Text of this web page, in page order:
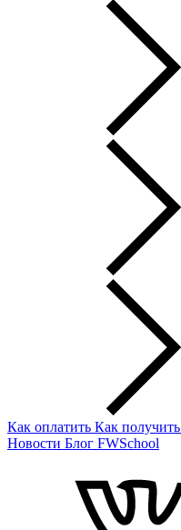
Как оплатить Как получить
Новости Блог FWSchool